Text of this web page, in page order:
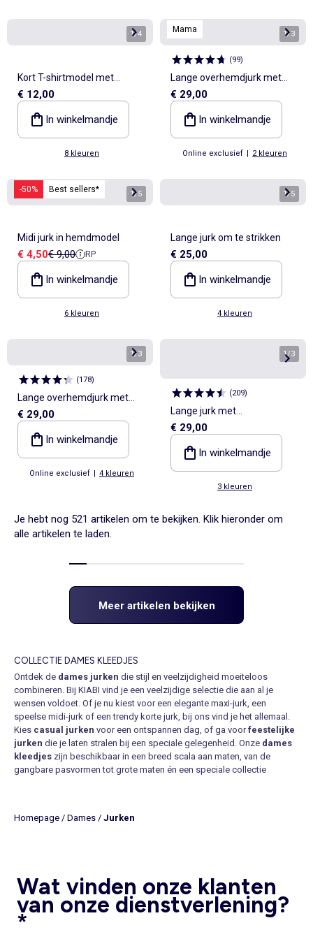
1/4
Kort T-shirtmodel met
decoratieve knoop
€ 12,00
In winkelmandje
8 kleuren
Mama 1/3
(99)
Lange overhemdjurk met
korte mouwen
€ 29,00
In winkelmandje
Online exclusief | 2 kleuren
-50% Best sellers* 1/5
Midi jurk in hemdmodel
Verkoopprijs
€ 4,50Referentieprijs
€ 9,00 RP
In winkelmandje
6 kleuren
1/5
Lange jurk om te strikken
€ 25,00
In winkelmandje
4 kleuren
1/3
(178)
Lange overhemdjurk met
strikceintuur
€ 29,00
In winkelmandje
Online exclusief | 4 kleuren
1/3
(209)
Lange jurk met
overslagkraag en
fantasiejuweel
€ 29,00
In winkelmandje
3 kleuren
Je hebt nog 521 artikelen om te bekijken. Klik hieronder om
alle artikelen te laden.
Meer artikelen bekijken
COLLECTIE DAMES KLEEDJES
Ontdek de dames jurken die stijl en veelzijdigheid moeiteloos
combineren. Bij KIABI vind je een veelzijdige selectie die aan al je
wensen voldoet. Of je nu kiest voor een elegante maxi-jurk, een
speelse midi-jurk of een trendy korte jurk, bij ons vind je het allemaal.
Kies casual jurken voor een ontspannen dag, of ga voorfeestelijke
jurken die je laten stralen bij een speciale gelegenheid. Onze dames
kleedjes zijn beschikbaar in een breed scala aan maten, van de
gangbare pasvormen tot grote maten én een speciale collectie
omschrijvingen, veilig afrekenen en een snelle bezorging aan huis of in
Satijnen jurkenzijn dé trend van het moment en geven elke look een
elegante uitstraling. De glanzende stof voelt niet alleen heerlijk zacht
aan, maar zorgt ook voor een vrouwelijke look die perfect past bij
zowel feestelijke als alledaagse gelegenheden. Onze
Homepage / Dames / Jurken
Wat vinden onze klanten
van onze dienstverlening?
*